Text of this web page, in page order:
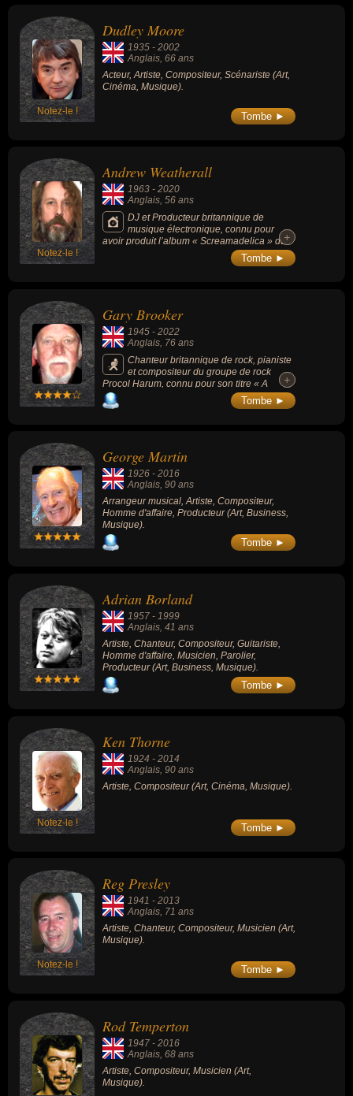
Notez-le !
Dudley Moore
1935 - 2002
Anglais , 66 ans
Acteur, Artiste, Compositeur, Scénariste (Art,
Cinéma, Musique).
Tombe ►
Notez-le !
Andrew Weatherall
1963 - 2020
Anglais, 56 ans
DJ et Producteur britannique de
musique électronique, connu pour
avoir produit l’album « Screamadelica » du
groupe écossais de rock indépendant Primal
Scream, il avait également créé le festival
+
+
Tombe ►
Gary Brooker
1945 - 2022
Anglais, 76 ans
Chanteur britannique de rock, pianiste
et compositeur du groupe de rock
Procol Harum, connu pour son titre « A
Whiter Shade of Pale » (1967).
+
+
Tombe ►
George Martin
1926 - 2016
Anglais, 90 ans
Arrangeur musical, Artiste, Compositeur,
Homme d'affaire, Producteur (Art, Business,
Musique).
Tombe ►
Adrian Borland
1957 - 1999
Anglais, 41 ans
Artiste, Chanteur, Compositeur, Guitariste,
Homme d'affaire, Musicien, Parolier,
Producteur (Art, Business, Musique).
Tombe ►
Notez-le !
Ken Thorne
1924 - 2014
Anglais , 90 ans
Artiste, Compositeur (Art, Cinéma, Musique).
Tombe ►
Notez-le !
Reg Presley
1941 - 2013
Anglais, 71 ans
Artiste, Chanteur, Compositeur, Musicien (Art,
Musique).
Tombe ►
Rod Temperton
1947 - 2016
Anglais , 68 ans
Artiste, Compositeur, Musicien (Art,
Musique).